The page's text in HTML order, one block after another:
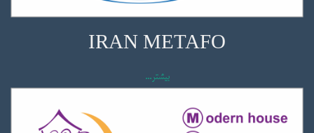
IRAN METAFO
بیشتر...